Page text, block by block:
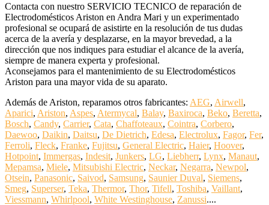
Contacta con nuestro SERVICIO TECNICO de reparación de
Electrodomésticos Ariston en Andra Mari y un experimentado
profesional se ocupará de asistirte en la resolución de tus dudas
acerca de la avería y desplazarse, en la mayor brevedad, a la
dirección que nos indiques para estudiar el alcance de la avería,
siempre de manera experta y profesional.
Aconsejamos para el mantenimiento de su Electrodomésticos
Ariston para una mayor vida de su aparato.
Además de Ariston, reparamos otros fabricantes: AEG, Airwell,
Aparici, Ariston, Aspes, Atermycal, Balay, Baxiroca, Beko, Beretta,
Bosch, Candy, Carrier, Cata, Chaffoteaux, Cointra, Corbero,
Daewoo, Daikin, Daitsu, De Dietrich, Edesa, Electrolux, Fagor, Fer,
Ferroli, Fleck, Franke, Fujitsu, General Electric, Haier, Hoover,
Hotpoint, Immergas, Indesit, Junkers, LG, Liebherr, Lynx, Manaut,
Mepamsa, Miele, Mitsubishi Electric, Neckar, Negarra, Newpol,
Otsein, Panasonic, Saivod, Samsung, Saunier Duval, Siemens,
Smeg, Superser, Teka, Thermor, Thor, Tifell, Toshiba, Vaillant,
Viessmann, Whirlpool, White Westinghouse, Zanussi....